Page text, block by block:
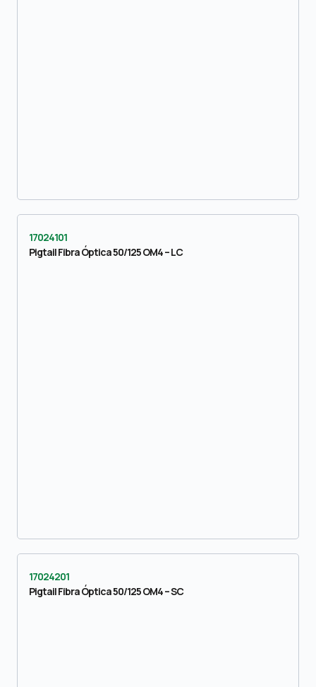
17024101
Pigtail Fibra Óptica 50/125 OM4 – LC
17024201
Pigtail Fibra Óptica 50/125 OM4 – SC